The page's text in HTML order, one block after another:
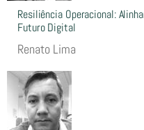
Resiliência Operacional:
Futuro Digital
Renato Lima